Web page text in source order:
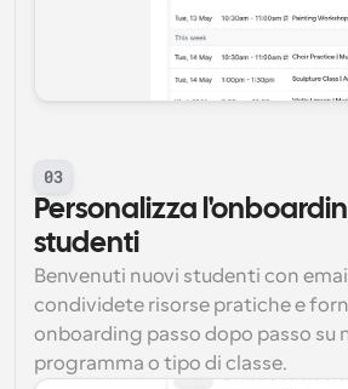
03
Personalizza
studenti
Benvenuti nuovi studenti con
condividete risorse pratiche e
onboarding passo dopo passo su
programma o tipo di classe.